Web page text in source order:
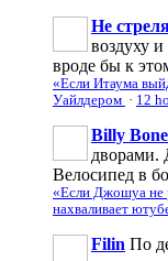
Не
воздуху
вроде бы к
«Если Итаума
Уайлдером · 12
Billy
дворами.
Велосипед в
«Если Джошуа не
нахваливает
Filin По